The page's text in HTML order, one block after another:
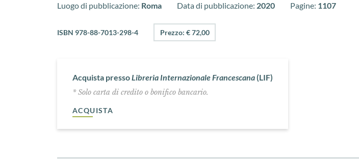
Luogo di pubblicazione: Roma Data di pubblicazione: 2020 Pagine: 1107
ISBN 978-88-7013-298-4 Prezzo: € 72,00
Acquista pressoLibreria Internazionale Francescana(LIF)
* Solo carta di credito o bonifico bancario.
ACQUISTA